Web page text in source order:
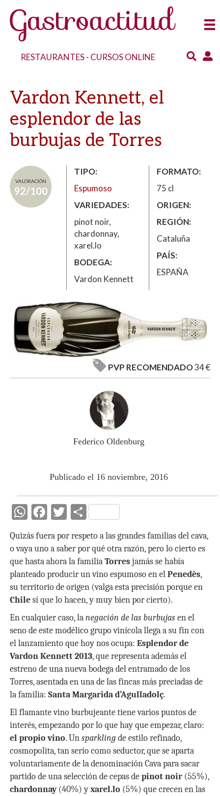
RESTAURANTES- CURSOS ONLINE
Vardon Kennett, el
esplendor de las
burbujas de Torres
VALORACIÓN
92/100
TIPO
Espumoso
VARIEDADES
pinot noir,
chardonnay,
xarel.lo
BODEGA
Vardon Kennett
FORMATO
75 cl
ORIGEN
REGIÓN
Cataluña
PAÍS
ESPAÑA
PVP RECOMENDADO34 €
Federico Oldenburg
Publicado el 16 noviembre, 2016
W
h
at
s
A
p
p
F
e
b
o
o
k
T
itt
er
C
m
p
ar
ti
r
Quizás fuera por respeto a las grandes familias del cava,
o vaya uno a saber por qué otra razón, pero lo cierto es
que hasta ahora la familiaTorresjamás se había
planteado producir un vino espumoso en elPenedès,
su territorio de origen (valga esta precisión porque en
Chilesí que lo hacen, y muy bien por cierto).
En cualquier caso, lanegación de las burbujasen el
seno de este modélico grupo vinícola llega a su fin con
el lanzamiento que hoy nos ocupa: Esplendor de
Vardon Kennett 2013, que representa además el
estreno de una nueva bodega del entramado de los
Torres, asentada en una de las fincas más preciadas de
la familia: Santa Margarida d’Agulladolç.
El flamante vino burbujeante tiene varios puntos de
interés, empezando por lo que hay que empezar, claro:
el propio vino. Unsparklingde estilo refinado,
cosmopolita, tan serio como seductor, que se aparta
voluntariamente de la denominación Cava para sacar
partido de una selección de cepas depinot noir (55%),
chardonnay(40%) yxarel.lo (5%) que crecen en las